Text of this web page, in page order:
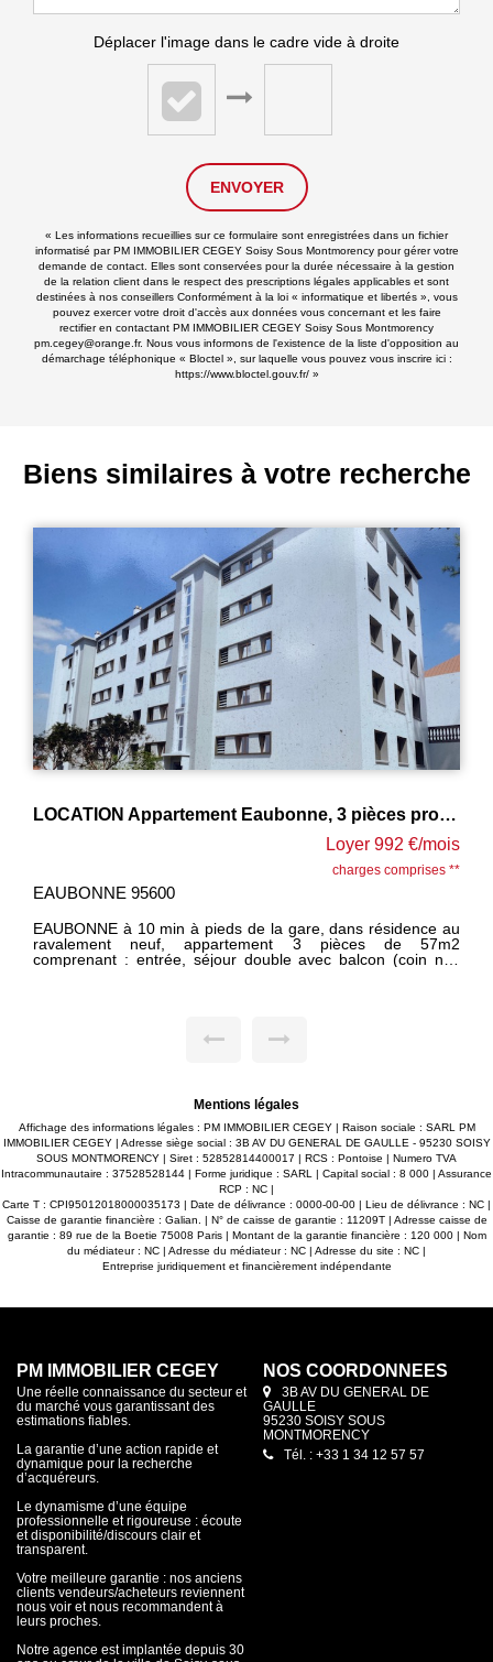
Déplacer l'image dans le cadre vide à droite
ENVOYER
« Les informations recueillies sur ce formulaire sont enregistrées dans un fichier
informatisé par PM IMMOBILIER CEGEY Soisy Sous Montmorency pour gérer votre
demande de contact. Elles sont conservées pour la durée nécessaire à la gestion
de la relation client dans le respect des prescriptions légales applicables et sont
destinées à nos conseillers Conformément à la loi « informatique et libertés », vous
pouvez exercer votre droit d'accès aux données vous concernant et les faire
rectifier en contactant PM IMMOBILIER CEGEY Soisy Sous Montmorency
pm.cegey@orange.fr. Nous vous informons de l'existence de la liste d'opposition au
démarchage téléphonique « Bloctel », sur laquelle vous pouvez vous inscrire ici :
https://www.bloctel.gouv.fr/»
Biens similaires à votre recherche
LOCATION Appartement Eaubonne, 3 pièces proche gare
Loyer 992 €/mois
charges comprises **
EAUBONNE 95600
EAUBONNE à 10 min à pieds de la gare, dans résidence au
ravalement neuf, appartement 3 pièces de 57m2
comprenant : entrée, séjour double avec balcon (coin nuit
Honoraires agence à la charge du locataire 734.76EUROS
Mentions légales
Affichage des informations légales : PM IMMOBILIER CEGEY | Raison sociale : SARL PM
IMMOBILIER CEGEY | Adresse siège social : 3B AV DU GENERAL DE GAULLE - 95230 SOISY
SOUS MONTMORENCY | Siret : 52852814400017 | RCS : Pontoise | Numero TVA
Intracommunautaire : 37528528144 | Forme juridique : SARL | Capital social : 8 000 | Assurance
RCP : NC |
Carte T : CPI95012018000035173 | Date de délivrance : 0000-00-00 | Lieu de délivrance : NC |
Caisse de garantie financière : Galian. | N° de caisse de garantie : 11209T | Adresse caisse de
garantie : 89 rue de la Boetie 75008 Paris | Montant de la garantie financière : 120 000 | Nom
du médiateur : NC | Adresse du médiateur : NC | Adresse du site : NC |
Entreprise juridiquement et financièrement indépendante
PM IMMOBILIER CEGEY
Une réelle connaissance du secteur et
du marché vous garantissant des
estimations fiables.
La garantie d’une action rapide et
dynamique pour la recherche
d’acquéreurs.
Le dynamisme d’une équipe
professionnelle et rigoureuse : écoute
et disponibilité/discours clair et
transparent.
Votre meilleure garantie : nos anciens
clients vendeurs/acheteurs reviennent
nous voir et nous recommandent à
leurs proches.
Notre agence est implantée depuis 30
NOS COORDONNÉES
3B AV DU GENERAL DE
GAULLE
95230 SOISY SOUS
MONTMORENCY
Tél. : +33 1 34 12 57 57